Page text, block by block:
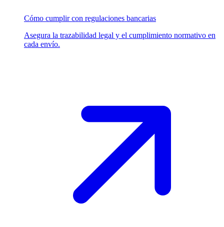
Cómo cumplir con regulaciones bancarias
Asegura la trazabilidad legal y el cumplimiento normativo en
cada envío.